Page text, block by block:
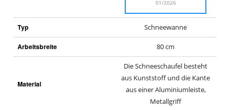
01/2026
Typ Schneewanne
Arbeitsbreite 80 cm
Material
Die Schneeschaufel besteht
aus Kunststoff und die Kante
aus einer Aluminiumleiste,
Metallgriff